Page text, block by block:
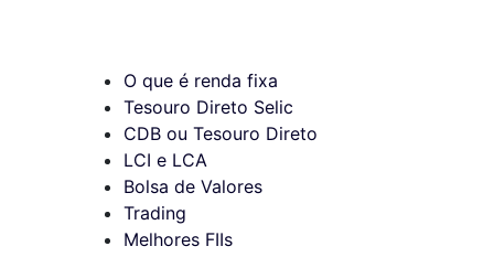
O que é renda fixa
Tesouro Direto Selic
CDB ou Tesouro Direto
LCI e LCA
Bolsa de Valores
Trading
Melhores FIIs